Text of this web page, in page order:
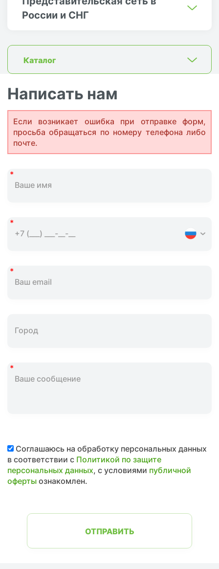
России и СНГ
Каталог
Написать нам
Если возникает ошибка при отправке форм,
просьба обращаться по номеру телефона либо
почте.
Соглашаюсь на обработку персональных данных
в соответствии с Политикой по защите
персональных данных, с условиями публичной
офертыознакомлен.
ОТПРАВИТЬ